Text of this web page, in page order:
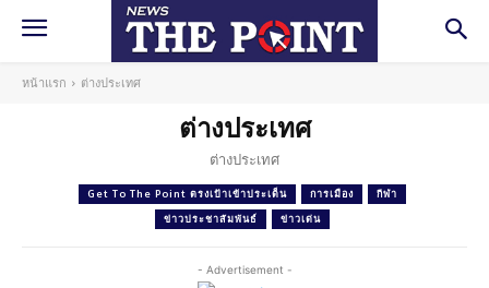
หน้าแรก ต่างประเทศ
ต่างประเทศ
ต่างประเทศ
Get To The Point ตรงเป้าเข้าประเด็น การเมือง กีฬา
ข่าวประชาสัมพันธ์ ข่าวเด่น
- Advertisement -